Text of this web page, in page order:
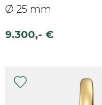
Ø 25 mm
9.300,- €